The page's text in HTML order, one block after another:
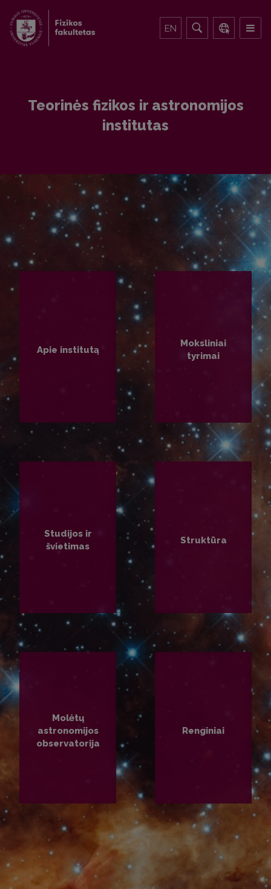
EN
Teorinės fizikos ir astronomijos
institutas
Apie institutą
Moksliniai
tyrimai
Studijos ir
švietimas
Struktūra
Molėtų
astronomijos
observatorija
Renginiai